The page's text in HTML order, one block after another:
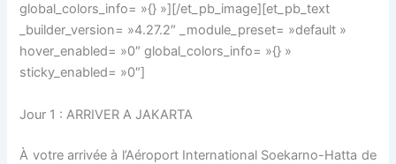
global_colors_info= »{} »][/et_pb_image][et_pb_text
_builder_version= »4.27.2″ _module_preset= »default »
hover_enabled= »0″ global_colors_info= »{} »
sticky_enabled= »0″]
Jour 1 : ARRIVER A JAKARTA
À votre arrivée à l’Aéroport International Soekarno-Hatta de